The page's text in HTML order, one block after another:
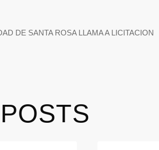
DE SANTA ROSA LLAMA A LICITACION